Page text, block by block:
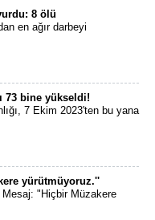
8 ölü
en ağır darbeyi
73 bine yükseldi!
7 Ekim 2023'ten bu yana
yürütmüyoruz.''
Mesaj: "Hiçbir Müzakere